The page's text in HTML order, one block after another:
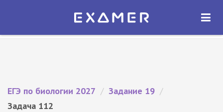
Экзамер — ЕГЭ 2027
ОТКРЫТЬ
ЕГЭ по биологии 2027 / Задание 19 /
Задача 112